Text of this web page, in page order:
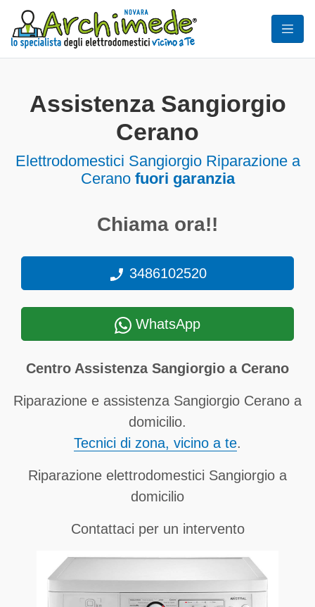
Assistenza Sangiorgio
Cerano
Elettrodomestici Sangiorgio Riparazione a
Cerano fuori garanzia
Chiama ora!!
3486102520
WhatsApp
Centro Assistenza Sangiorgio a Cerano
Riparazione e assistenza Sangiorgio Cerano a
domicilio.
Tecnici di zona, vicino a te.
Riparazione elettrodomestici Sangiorgio a
domicilio
Contattaci per un intervento